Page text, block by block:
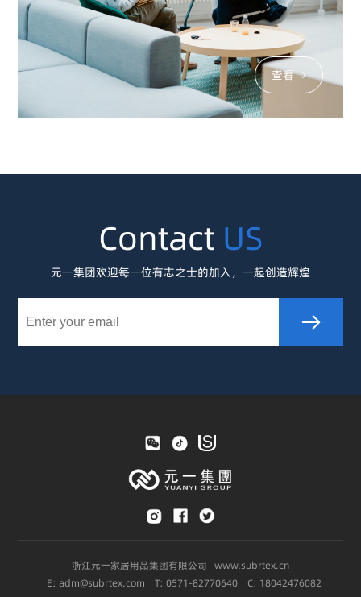
查看
Contact US
元一集团欢迎每一位有志之士的加入，一起创造辉煌
浙江元一家居用品集团有限公司 www.subrtex.cn
E: adm@subrtex.com T: 0571-82770640 C: 18042476082